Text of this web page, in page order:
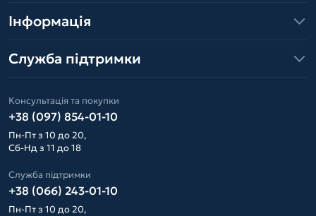
Інформація
Служба підтримки
Консультація та покупки
+38 (097) 854-01-10
Пн-Пт з 10 до 20,
Сб-Нд з 11 до 18
Служба підтримки
+38 (066) 243-01-10
Пн-Пт з 10 до 20,